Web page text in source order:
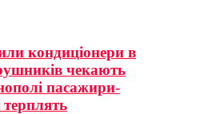
кондиціонери в
чекають
пасажири-